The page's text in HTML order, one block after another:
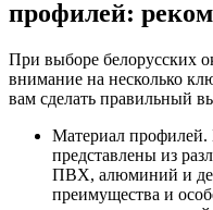
профилей:
При выборе белорусских
внимание на несколько
вам сделать правильный
Материал профилей.
представлены из
ПВХ, алюминий и
преимущества и